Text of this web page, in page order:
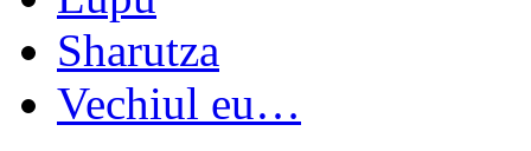
Sharutza
Vechiul eu…